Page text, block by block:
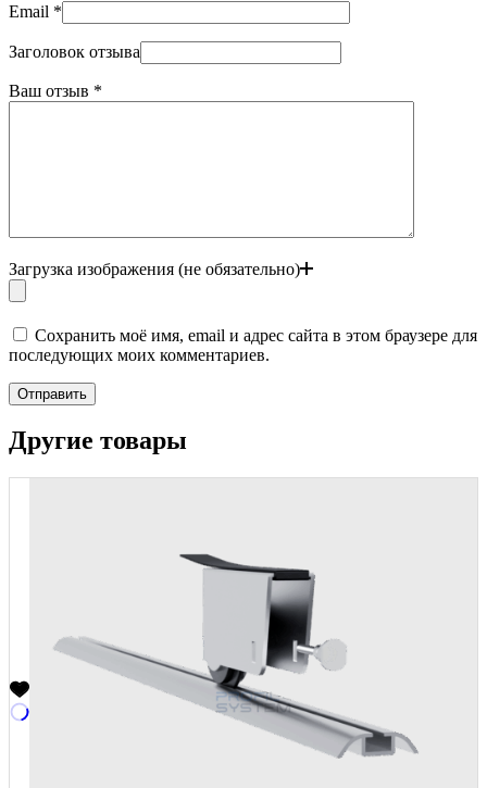
Email *
Заголовок отзыва
Ваш отзыв *
Загрузка изображения (не обязательно)
Сохранить моё имя, email и адрес сайта в этом браузере для
последующих моих комментариев.
Отправить
Другие товары